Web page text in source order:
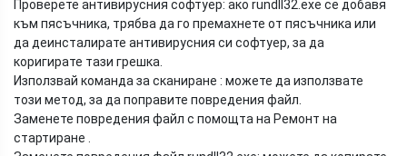
Проверете антивирусния софтуер: ако rundll32.exe се добавя
към пясъчника, трябва да го премахнете от пясъчника или
да деинсталирате антивирусния си софтуер, за да
коригирате тази грешка.
Използвай команда за сканиране : можете да използвате
този метод, за да поправите повредения файл.
Заменете повредения файл с помощта на Ремонт на
стартиране .